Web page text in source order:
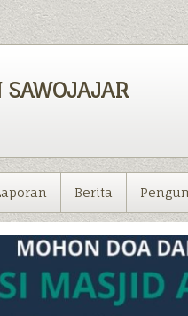
Berita